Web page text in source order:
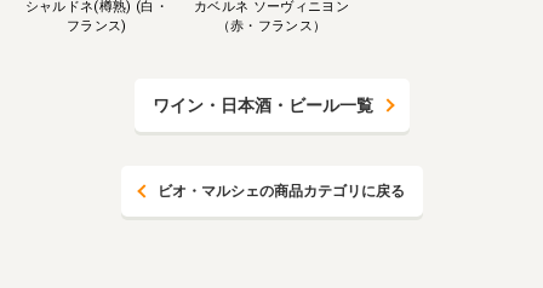
シャルドネ(樽熟) (白・
フランス)
カベルネ ソーヴィニヨン
（赤・フランス）
ワイン・日本酒・ビール一覧
ビオ・マルシェの商品カテゴリに戻る